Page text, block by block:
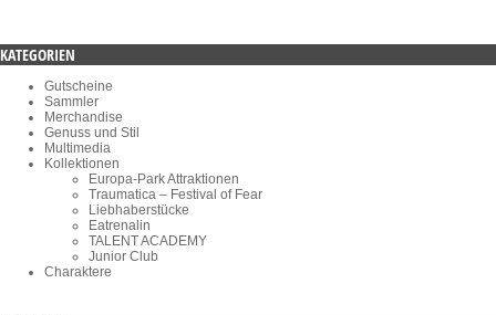
KATEGORIEN
Gutscheine
Sammler
Merchandise
Genuss und Stil
Multimedia
Kollektionen
Europa-Park Attraktionen
Traumatica – Festival of Fear
Liebhaberstücke
Eatrenalin
TALENT ACADEMY
Junior Club
Charaktere